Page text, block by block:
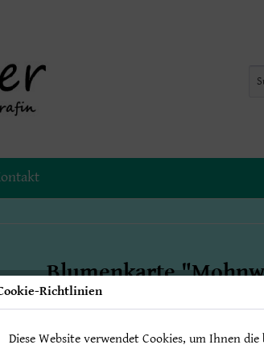
Blumenkarte
Richtlinien
Diese Website verwendet Cookies, um Ihnen